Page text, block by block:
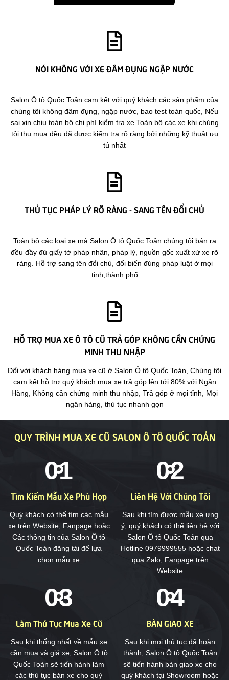
NÓI KHÔNG VỚI XE ĐÂM ĐỤNG NGẬP NƯỚC
Salon Ô tô Quốc Toản cam kết với quý khách các sản phẩm của
chúng tôi không đâm đụng, ngập nước, bao test toàn quốc, Nếu
sai xin chịu toàn bộ chi phí kiểm tra xe.Toàn bộ các xe khi chúng
tôi thu mua đều đã được kiểm tra rõ ràng bởi những kỹ thuật ưu
tú nhất
THỦ TỤC PHÁP LÝ RÕ RÀNG - SANG TÊN ĐỔI CHỦ
Toàn bộ các loại xe mà Salon Ô tô Quốc Toản chúng tôi bán ra
đều đầy đủ giấy tờ pháp nhân, pháp lý, nguồn gốc xuất xứ xe rõ
ràng. Hỗ trợ sang tên đổi chủ, đổi biển đúng pháp luật ở mọi
tỉnh,thành phố
HỖ TRỢ MUA XE Ô TÔ CŨ TRẢ GÓP KHÔNG CẦN CHỨNG
MINH THU NHẬP
Đối với khách hàng mua xe cũ ở Salon Ô tô Quốc Toản, Chúng tôi
cam kết hỗ trợ quý khách mua xe trả góp lên tới 80% với Ngân
Hàng, Không cần chứng minh thu nhập, Trả góp ở mọi tỉnh, Mọi
ngân hàng, thủ tục nhanh gọn
QUY TRÌNH MUA XE CŨ SALON Ô TÔ QUỐC TOẢN
Tìm Kiếm Mẫu Xe Phù Hợp
Quý khách có thể tìm các mẫu
xe trên Website, Fanpage hoặc
Các thông tin của Salon Ô tô
Quốc Toản đăng tải để lựa
chọn mẫu xe
Liên Hệ Với Chúng Tôi
Sau khi tìm được mẫu xe ưng
ý, quý khách có thể liên hệ với
Salon Ô tô Quốc Toản qua
Hotline 0979999555 hoặc chat
qua Zalo, Fanpage trên
Website
Làm Thủ Tục Mua Xe Cũ
Sau khi thống nhất về mẫu xe
cần mua và giá xe, Salon Ô tô
Quốc Toản sẽ tiến hành làm
các thủ tục bán xe cho quý
BÀN GIAO XE
Sau khi mọi thủ tục đã hoàn
thành, Salon Ô tô Quốc Toản
sẽ tiến hành bàn giao xe cho
quý khách tại Showroom hoặc